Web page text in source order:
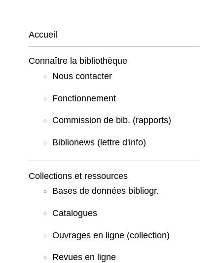
Accueil
Connaître la bibliothèque
Nous contacter
Fonctionnement
Commission de bib. (rapports)
Biblionews (lettre d'info)
Collections et ressources
Bases de données bibliogr.
Catalogues
Ouvrages en ligne (collection)
Revues en ligne